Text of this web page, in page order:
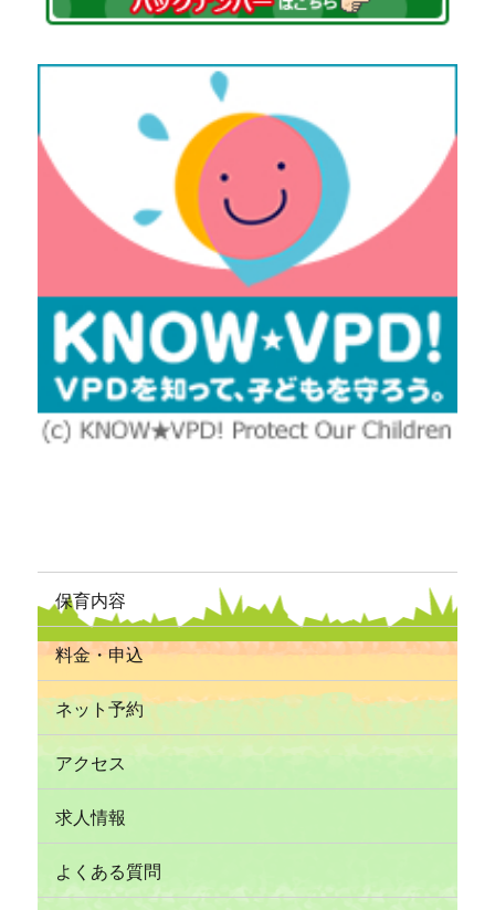
保育内容
料金・申込
ネット予約
アクセス
求人情報
よくある質問